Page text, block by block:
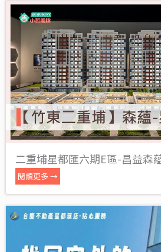
二重埔星都匯六期E區-昌益森
閱讀更多 →